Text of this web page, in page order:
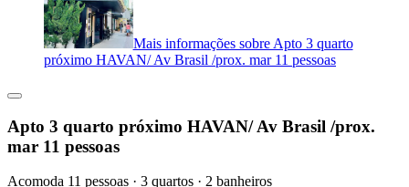
Mais informações sobre Apto 3 quarto
próximo HAVAN/ Av Brasil /prox. mar 11 pessoas
Apto 3 quarto próximo HAVAN/ Av Brasil /prox.
mar 11 pessoas
Acomoda 11 pessoas · 3 quartos · 2 banheiros